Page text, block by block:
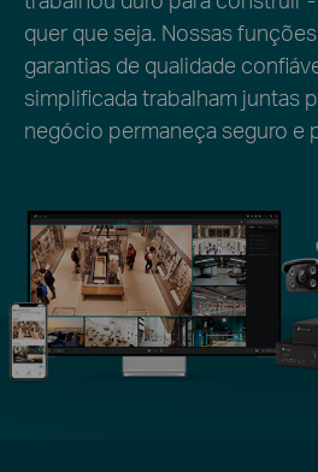
quer que seja. Nossas
garantias de qualidade
simplificada trabalham juntas
negócio permaneça seguro e